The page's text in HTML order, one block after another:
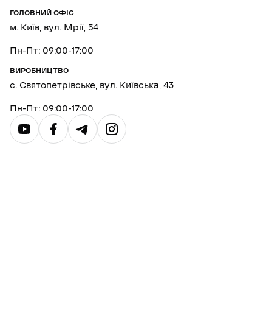
ГОЛОВНИЙ ОФІС
м. Київ, вул. Мрії, 54
Пн-Пт: 09:00-17:00
ВИРОБНИЦТВО
с. Святопетрівське, вул. Київська, 43
Пн-Пт: 09:00-17:00